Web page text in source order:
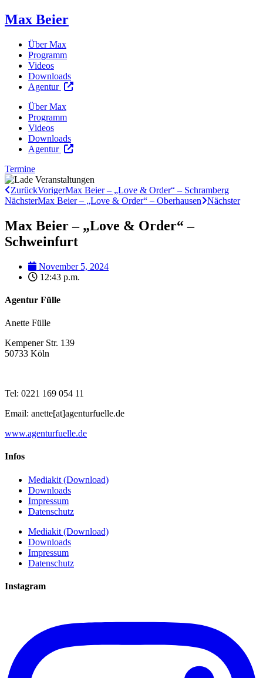
Max Beier
Über Max
Programm
Videos
Downloads
Agentur
Über Max
Programm
Videos
Downloads
Agentur
Termine
ZurückVorigerMax Beier – „Love & Order“ – Schramberg
NächsterMax Beier – „Love & Order“ – Oberhausen Nächster
Max Beier – „Love & Order“ –
Schweinfurt
November 5, 2024
12:43 p.m.
Agentur Fülle
Anette Fülle
Kempener Str. 139
50733 Köln
Tel: 0221 169 054 11
Email: anette[at]agenturfuelle.de
www.agenturfuelle.de
Infos
Mediakit (Download)
Downloads
Impressum
Datenschutz
Mediakit (Download)
Downloads
Impressum
Datenschutz
Instagram